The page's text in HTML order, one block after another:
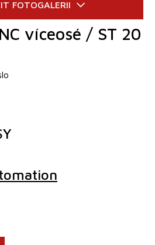
víceosé / ST 20